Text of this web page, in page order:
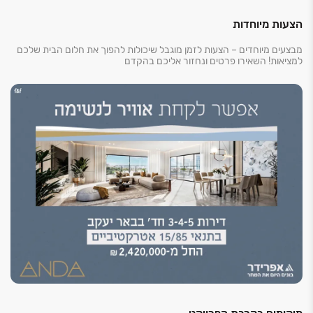
בימים אלו ויציע שפע של אפשרויות בילוי, פנאי ותעסוקה.
דיירי הפרויקט ייהנו ממיקום מרכזי ונגיש לכל גוש דן דרך
וקו ‏1 העתידי של המטרו יספקו אלטרנטיבה יעילה לרכב,
ויחברו את התושבים לאזורי התעסוקה המרכזיים באזור.
שכונת רובע השקמים תחובר לפארק צריפין העתידי
באמצעות מארג חדש של שבילי אופניים וגשרי הליכה,
שיספקו גישה לספורטק, תיאטרון פתוח, אגם אקולוגי,
מסעדות, בתי קפה, מרכזי מבקרים ועוד.
הצעות מיוחדות
מבצעים מיוחדים – הצעות לזמן מוגבל שיכולות להפוך את חלום הבית שלכם
למציאות! השאירו פרטים ונחזור אליכם בהקדם